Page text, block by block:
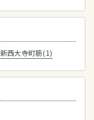
新西大寺町筋(1)